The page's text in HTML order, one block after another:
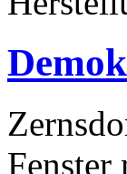
Fenster